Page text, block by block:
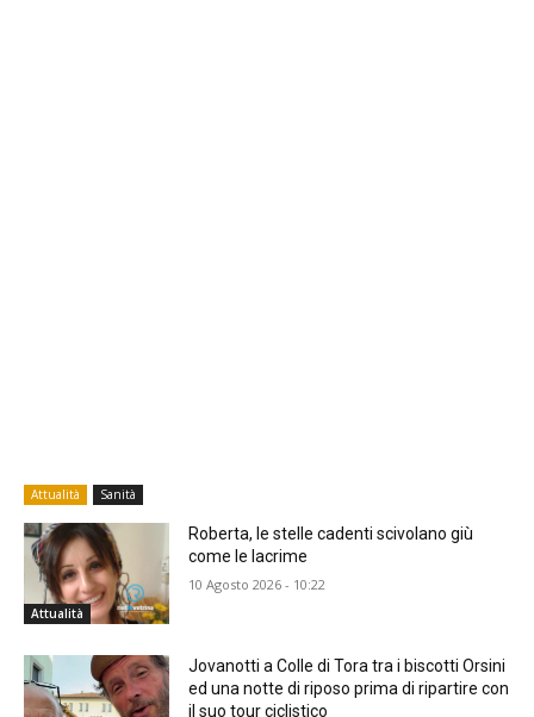
Attualità Sanità
Attualità
Roberta, le stelle cadenti scivolano giù
come le lacrime
10 Agosto 2026 - 10:22
Jovanotti a Colle di Tora tra i biscotti Orsini
ed una notte di riposo prima di ripartire con
il suo tour ciclistico